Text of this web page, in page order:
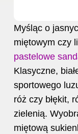
Myśląc o
miętowym czy
pastelowe
Klasyczne,
sportowego
róż czy błękit,
zielenią.
miętową